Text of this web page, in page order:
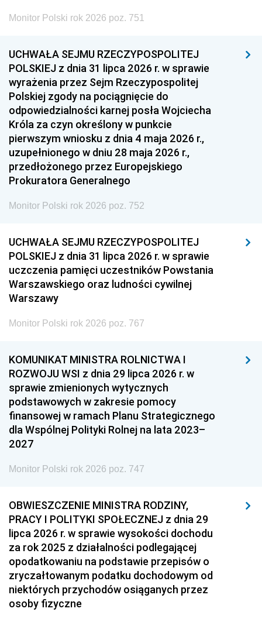
Monitor Polski rok 2026 poz. 751
UCHWAŁA SEJMU RZECZYPOSPOLITEJ
POLSKIEJ z dnia 31 lipca 2026 r. w sprawie
wyrażenia przez Sejm Rzeczypospolitej
Polskiej zgody na pociągnięcie do
odpowiedzialności karnej posła Wojciecha
Króla za czyn określony w punkcie
pierwszym wniosku z dnia 4 maja 2026 r.,
uzupełnionego w dniu 28 maja 2026 r.,
przedłożonego przez Europejskiego
Prokuratora Generalnego
Monitor Polski rok 2026 poz. 752
UCHWAŁA SEJMU RZECZYPOSPOLITEJ
POLSKIEJ z dnia 31 lipca 2026 r. w sprawie
uczczenia pamięci uczestników Powstania
Warszawskiego oraz ludności cywilnej
Warszawy
Monitor Polski rok 2026 poz. 767
KOMUNIKAT MINISTRA ROLNICTWA I
ROZWOJU WSI z dnia 29 lipca 2026 r. w
sprawie zmienionych wytycznych
podstawowych w zakresie pomocy
finansowej w ramach Planu Strategicznego
dla Wspólnej Polityki Rolnej na lata 2023–
2027
Monitor Polski rok 2026 poz. 747
OBWIESZCZENIE MINISTRA RODZINY,
PRACY I POLITYKI SPOŁECZNEJ z dnia 29
lipca 2026 r. w sprawie wysokości dochodu
za rok 2025 z działalności podlegającej
opodatkowaniu na podstawie przepisów o
zryczałtowanym podatku dochodowym od
niektórych przychodów osiąganych przez
osoby fizyczne